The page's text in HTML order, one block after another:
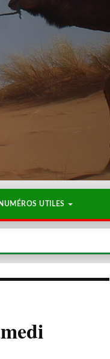
NUMÉROS UTILES